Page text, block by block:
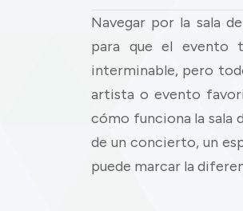
Navegar por la sala
para que el evento
interminable, pero
artista o evento
cómo funciona la sala
de un concierto, un
puede marcar la